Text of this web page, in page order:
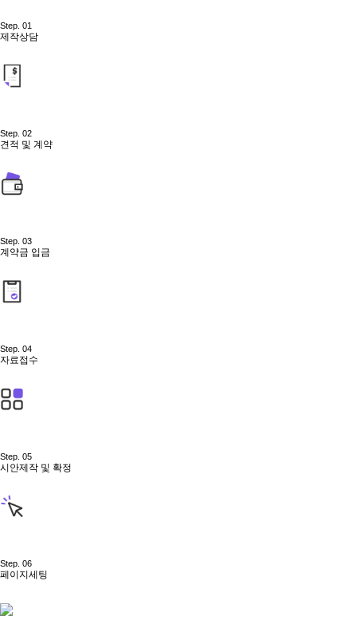
Step. 01
제작상담
Step. 02
견적 및 계약
Step. 03
계약금 입금
Step. 04
자료접수
Step. 05
시안제작 및 확정
Step. 06
페이지세팅